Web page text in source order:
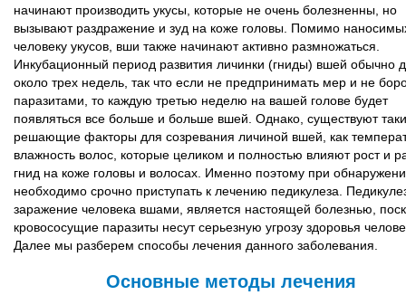
начинают производить укусы, которые не очень болезненны, но
вызывают раздражение и зуд на коже головы. Помимо
человеку укусов, вши также начинают активно размножаться.
Инкубационный период развития личинки (гниды) вшей обычно
около трех недель, так что если не предпринимать мер и не
паразитами, то каждую третью неделю на вашей голове будет
появляться все больше и больше вшей. Однако, существуют
решающие факторы для созревания личиной вшей, как
влажность волос, которые целиком и полностью влияют рост и
гнид на коже головы и волосах. Именно поэтому при
необходимо срочно приступать к лечению педикулеза.
заражение человека вшами, является настоящей болезнью,
кровососущие паразиты несут серьезную угрозу здоровья
Далее мы разберем способы лечения данного заболевания.
Основные методы лечения